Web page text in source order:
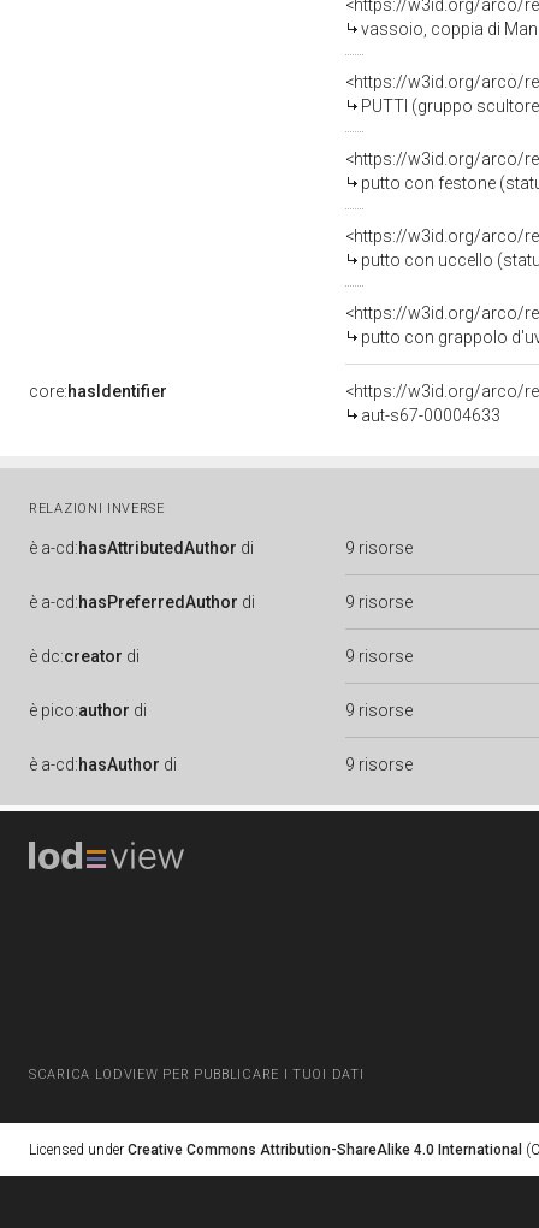
<https://w3id.org/arco/
vassoio, coppia di
<https://w3id.org/arco/
PUTTI (gruppo
<https://w3id.org/arco/
putto con festone
<https://w3id.org/arco/
putto con uccello
<https://w3id.org/arco/
putto con grappolo d'uva
core:hasIdentifier
<https://w3id.org/arco/
aut-s67-00004633
RELAZIONI INVERSE
è a-cd:hasAttributedAuthor di 9 risorse
è a-cd:hasPreferredAuthor di 9 risorse
è dc:creator di 9 risorse
è pico:author di 9 risorse
è a-cd:hasAuthor di 9 risorse
SCARICA LODVIEW PER PUBBLICARE I TUOI DATI
Licensed under Creative Commons Attribution-ShareAlike 4.0 International